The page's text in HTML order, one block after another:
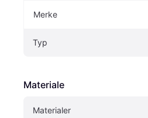
Merke
Typ
Materiale
Materialer